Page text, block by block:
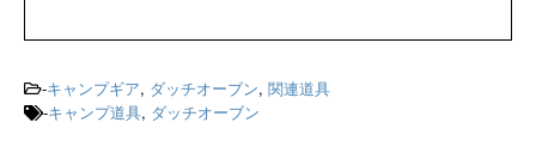
-キャンプギア, ダッチオーブン, 関連道具
-キャンプ道具, ダッチオーブン